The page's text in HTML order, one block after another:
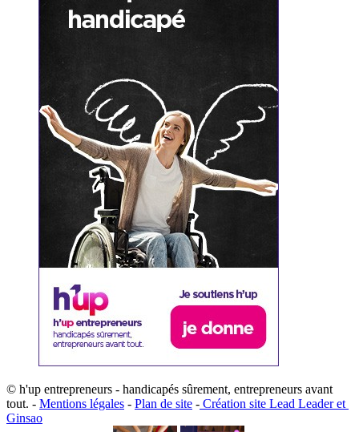
© h'up entrepreneurs - handicapés sûrement, entrepreneurs avant
tout. - Mentions légales - Plan de site - ​Création site ​​Lead Leader​ et ​
G​insao